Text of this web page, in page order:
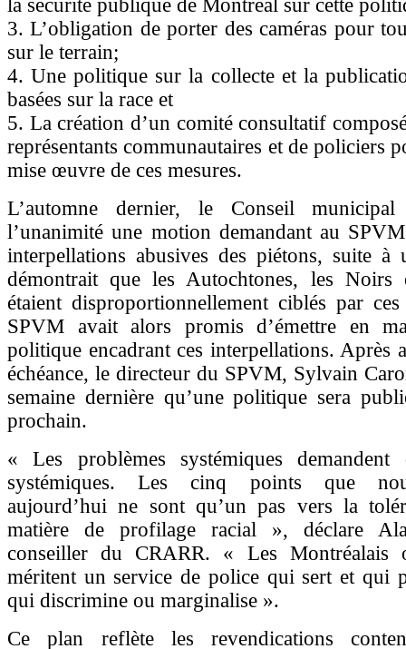
la sécurité publique de Montréal sur cette
3. L’obligation de porter des caméras pour
sur le terrain;
4. Une politique sur la collecte et la
basées sur la race et
5. La création d’un comité consultatif
représentants communautaires et de policiers
mise œuvre de ces mesures.
L’automne dernier, le Conseil
l’unanimité une motion demandant au
interpellations abusives des piétons, suite à
démontrait que les Autochtones, les Noirs
étaient disproportionnellement ciblés par
SPVM avait alors promis d’émettre en
politique encadrant ces interpellations. Après
échéance, le directeur du SPVM, Sylvain
semaine dernière qu’une politique sera
prochain.
« Les problèmes systémiques demandent
systémiques. Les cinq points que
aujourd’hui ne sont qu’un pas vers la
matière de profilage racial », déclare
conseiller du CRARR. « Les Montréalais
méritent un service de police qui sert et qui
qui discrimine ou marginalise ».
Ce plan reflète les revendications